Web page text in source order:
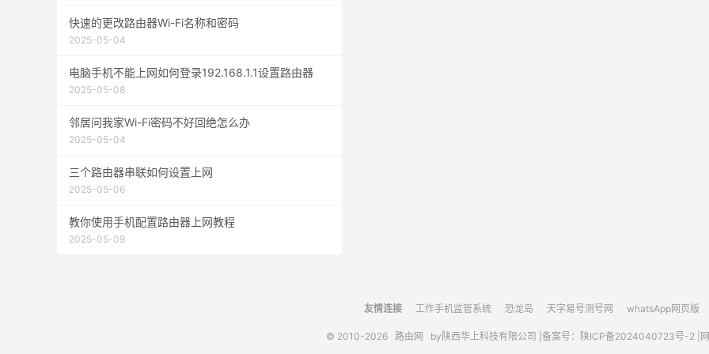
快速的更改路由器Wi-Fi名称和密码
2025-05-04
电脑手机不能上网如何登录192.168.1.1设置路由器
2025-05-08
邻居问我家Wi-Fi密码不好回绝怎么办
2025-05-04
三个路由器串联如何设置上网
2025-05-06
教你使用手机配置路由器上网教程
2025-05-09
友情连接 工作手机监管系统 恐龙岛 天字易号测号网 whatsApp网页版
© 2010-2026 路由网 by陕西华上科技有限公司 | 备案号：陕ICP备2024040723号-2 |